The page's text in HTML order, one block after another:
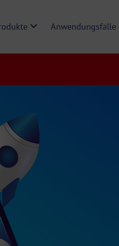
Anwendungsfälle